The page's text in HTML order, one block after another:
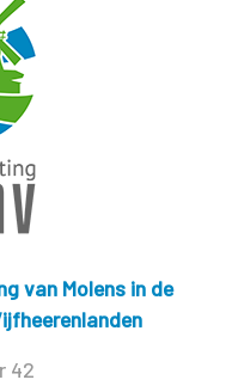
van Molens in de
42